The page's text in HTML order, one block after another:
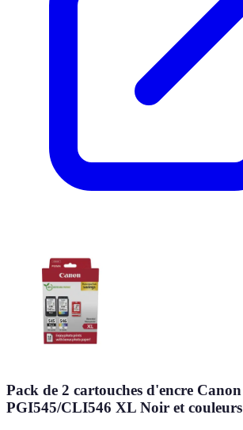
Pack de 2 cartouches d'encre Canon
PGI545/CLI546 XL Noir et couleurs